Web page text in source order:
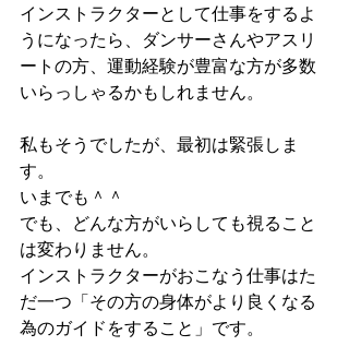
インストラクターとして仕事をするよ
うになったら、ダンサーさんやアスリ
ートの方、運動経験が豊富な方が多数
いらっしゃるかもしれません。
私もそうでしたが、最初は緊張しま
す。
いまでも＾＾
でも、どんな方がいらしても視ること
は変わりません。
インストラクターがおこなう仕事はた
だ一つ「その方の身体がより良くなる
為のガイドをすること」です。